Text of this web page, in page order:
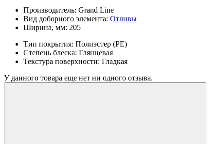
Производитель: Grand Line
Вид доборного элемента: Отливы
Ширина, мм: 205
Тип покрытия: Полиэстер (PE)
Степень блеска: Глянцевая
Текстура поверхности: Гладкая
У данного товара еще нет ни одного отзыва.